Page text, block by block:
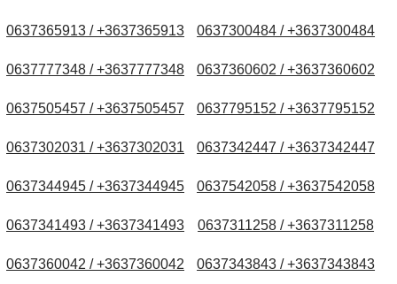
0637365913 / +3637365913 0637300484 / +3637300484
0637777348 / +3637777348 0637360602 / +3637360602
0637505457 / +3637505457 0637795152 / +3637795152
0637302031 / +3637302031 0637342447 / +3637342447
0637344945 / +3637344945 0637542058 / +3637542058
0637341493 / +3637341493 0637311258 / +3637311258
0637360042 / +3637360042 0637343843 / +3637343843